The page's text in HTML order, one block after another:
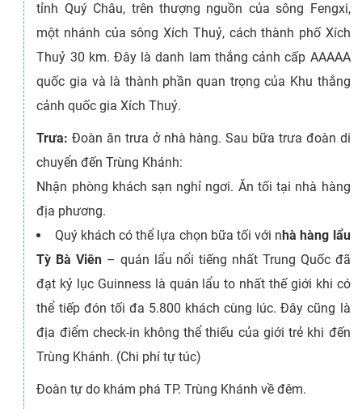
tỉnh Quý Châu, trên thượng nguồn của sông Fengxi,
một nhánh của sông Xích Thuỷ, cách thành phố Xích
Thuỷ 30 km. Đây là danh lam thắng cảnh cấp AAAAA
quốc gia và là thành phần quan trọng của Khu thắng
cảnh quốc gia Xích Thuỷ.
Trưa:Đoàn ăn trưa ở nhà hàng. Sau bữa trưa đoàn di
chuyển đến Trùng Khánh:
Nhận phòng khách sạn nghỉ ngơi. Ăn tối tại nhà hàng
địa phương.
Quý khách có thể lựa chọn bữa tối với n hà hàng lẩu
Tỳ Bà Viên – quán lẩu nổi tiếng nhất Trung Quốc đã
đạt kỷ lục Guinness là quán lẩu to nhất thế giới khi có
thể tiếp đón tối đa 5.800 khách cùng lúc. Đây cũng là
địa điểm check-in không thể thiếu của giới trẻ khi đến
Trùng Khánh. (Chi phí tự túc)
Đoàn tự do khám phá TP. Trùng Khánh về đêm.